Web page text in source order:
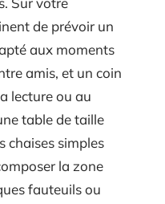
de prévoir un
aux moments
amis, et un coin
lecture ou au
table de taille
chaises simples
la zone
fauteuils ou